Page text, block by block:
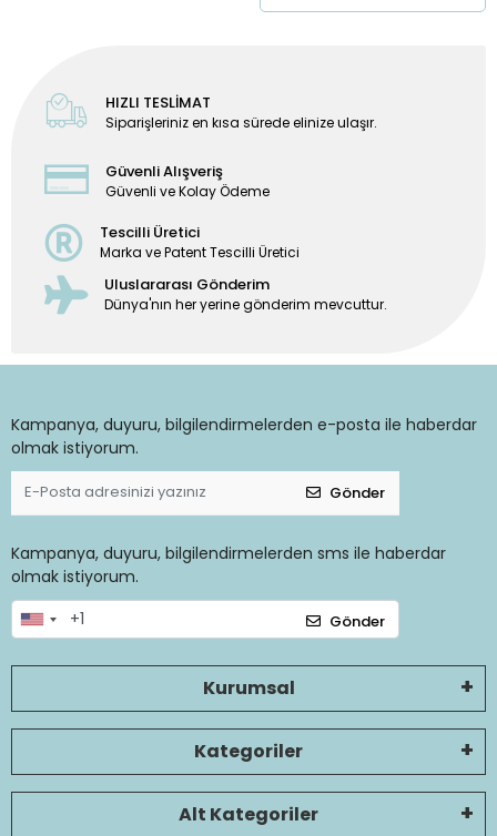
HIZLI TESLİMAT
Siparişleriniz en kısa sürede elinize ulaşır.
Güvenli Alışveriş
Güvenli ve Kolay Ödeme
Tescilli Üretici
Marka ve Patent Tescilli Üretici
Uluslararası Gönderim
Dünya'nın her yerine gönderim mevcuttur.
Kampanya, duyuru, bilgilendirmelerden e-posta ile haberdar
olmak istiyorum.
Gönder
Kampanya, duyuru, bilgilendirmelerden sms ile haberdar
olmak istiyorum.
Gönder
Kurumsal
Kategoriler
Alt Kategoriler